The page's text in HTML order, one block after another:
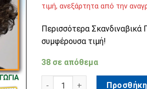
τιμή, ανεξάρτητα από την
Περισσότερα Σκανδιναβικά
συμφέρουσα τιμή!
38 σε απόθεμα
Σκανδιναβικά Για όλους